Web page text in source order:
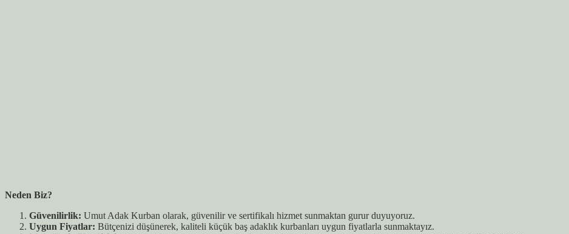
Neden Biz?
Güvenilirlik: Umut Adak Kurban olarak, güvenilir ve sertifikalı hizmet sunmaktan gurur duyuyoruz.
Uygun Fiyatlar: Bütçenizi düşünerek, kaliteli küçük baş adaklık kurbanları uygun fiyatlarla sunmaktayız.